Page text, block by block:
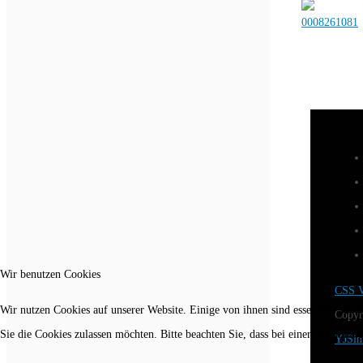
CSS
Wir benutzen Cookies
Wir nutzen Cookies auf unserer Website. Einige von ihnen sind essenziell für
Sie die Cookies zulassen möchten. Bitte beachten Sie, dass bei einer